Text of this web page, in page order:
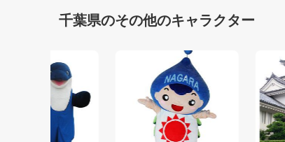
千葉県のその他のキャラクター